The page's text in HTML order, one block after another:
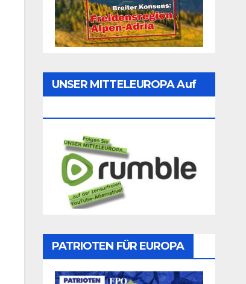
UNSER MITTELEUROPA Auf
PATRIOTEN FÜR EUROPA